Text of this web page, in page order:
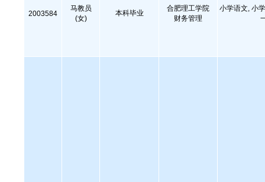
2003584
马教员
(女)
本科毕业
合肥理工学院
财务管理
小学语文, 小